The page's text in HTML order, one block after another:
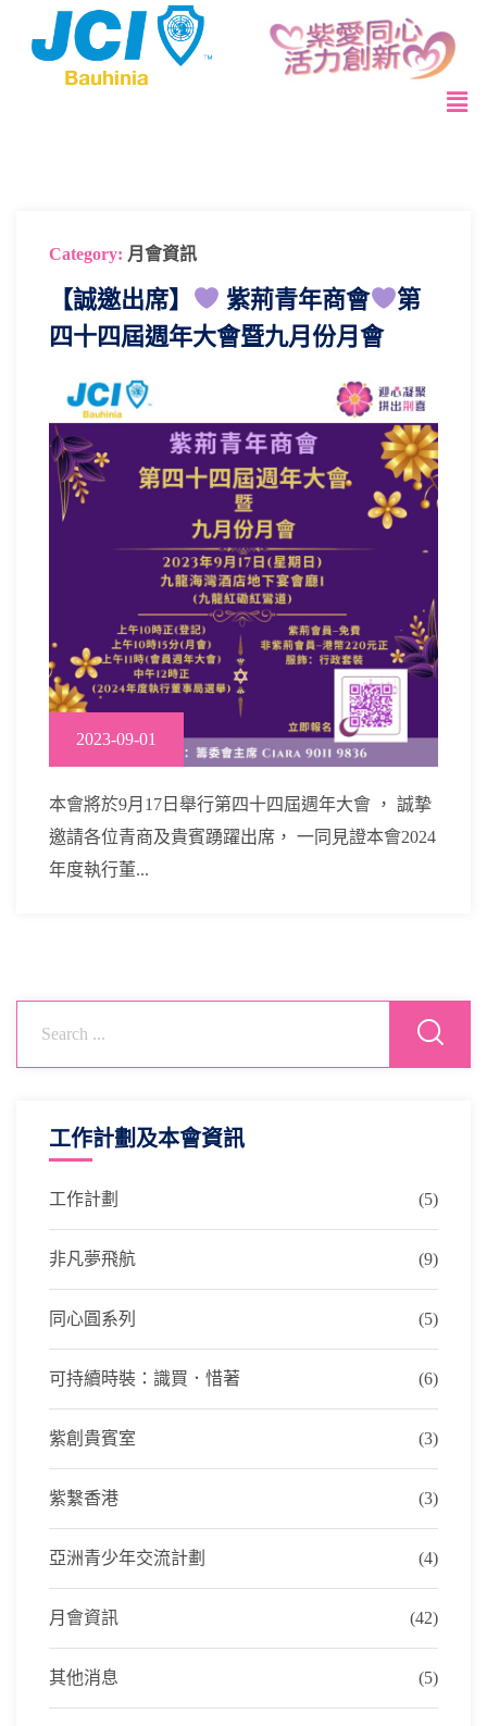
Category: 月會資訊
【誠邀出席】 紫荊青年商會
第
四十四屆週年大會暨九月份月會
2023-09-01
本會將於9月17日舉行第四十四屆週年大會 ， 誠摯
邀請各位青商及貴賓踴躍出席， 一同見證本會2024
年度執行董...
工作計劃及本會資訊
工作計劃 (5)
非凡夢飛航 (9)
同心圓系列 (5)
可持續時裝：識買．惜著 (6)
紫創貴賓室 (3)
紫繫香港 (3)
亞洲青少年交流計劃 (4)
月會資訊 (42)
其他消息 (5)